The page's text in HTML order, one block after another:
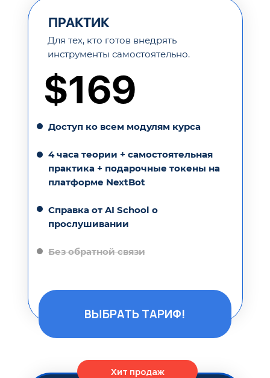
$169
Доступ ко всем модулям курса
4 часа теории + самостоятельная
практика + подарочные токены на
платформе NextBot
Справка от AI School о
прослушивании
Без обратной связи
Для тех, кто готов внедрять
инструменты самостоятельно.
ПРАКТИК
Хит продаж
ВЫБРАТЬ ТАРИФ!